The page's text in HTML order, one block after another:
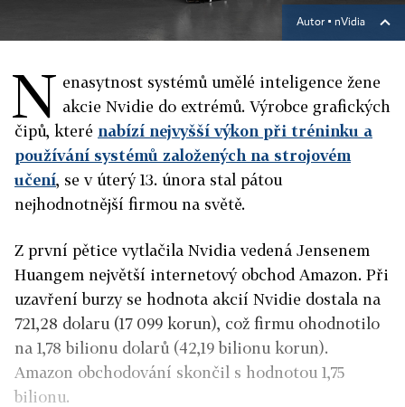
Autor ▪ nVidia
N enasytnost systémů umělé inteligence žene
akcie Nvidie do extrémů. Výrobce grafických
čipů, které nabízí nejvyšší výkon při tréninku a
používání systémů založených na strojovém
učení, se v úterý 13. února stal pátou
nejhodnotnější firmou na světě.
Z první pětice vytlačila Nvidia vedená Jensenem
Huangem největší internetový obchod Amazon. Při
uzavření burzy se hodnota akcií Nvidie dostala na
721,28 dolaru (17 099 korun), což firmu ohodnotilo
na 1,78 bilionu dolarů (42,19 bilionu korun).
Amazon obchodování skončil s hodnotou 1,75
bilionu.